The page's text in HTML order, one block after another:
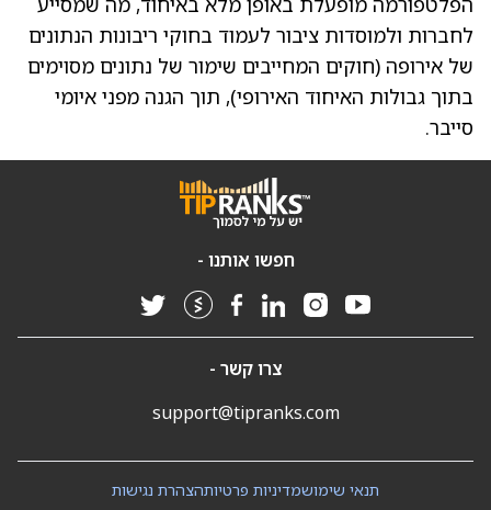
לחברות ולמוסדות ציבור לעמוד בחוקי ריבונות הנתונים
של אירופה (חוקים המחייבים שימור של נתונים מסוימים
בתוך גבולות האיחוד האירופי), תוך הגנה מפני איומי
סייבר.
חפשו אותנו -
צרו קשר -
support@tipranks.com
הצהרת נגישותמדיניות פרטיותתנאי שימוש